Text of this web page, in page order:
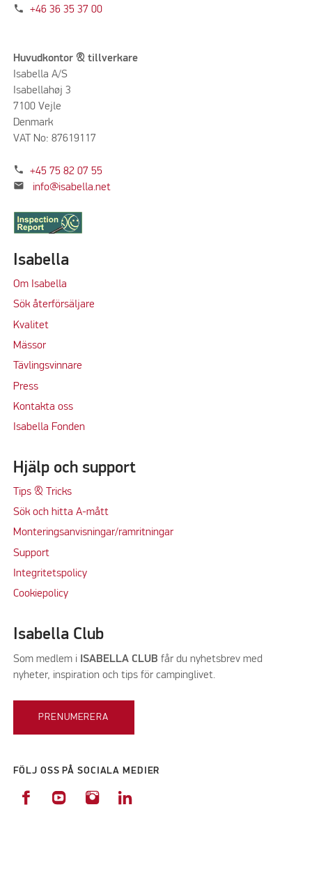
phone +46 36 35 37 00
Huvudkontor & tillverkare
Isabella A/S
Isabellahøj 3
7100 Vejle
Denmark
VAT No: 87619117
phone +45 75 82 07 55
mail info@isabella.net
Isabella
Om Isabella
Sök återförsäljare
Kvalitet
Mässor
Tävlingsvinnare
Press
Kontakta oss
Isabella Fonden
Hjälp och support
Tips & Tricks
Sök och hitta A-mått
Monteringsanvisningar/ramritningar
Support
Integritetspolicy
Cookiepolicy
Isabella Club
Som medlem i ISABELLA CLUB får du nyhetsbrev med
nyheter, inspiration och tips för campinglivet.
PRENUMERERA
FÖLJ OSS PÅ SOCIALA MEDIER